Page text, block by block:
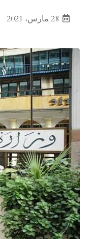
28 مارس، 2021